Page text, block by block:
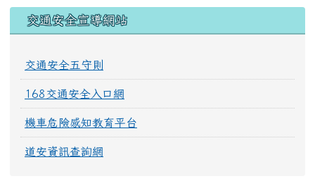
交通安全宣導網站
交通安全五守則
168交通安全入口網
機車危險感知教育平台
道安資訊查詢網